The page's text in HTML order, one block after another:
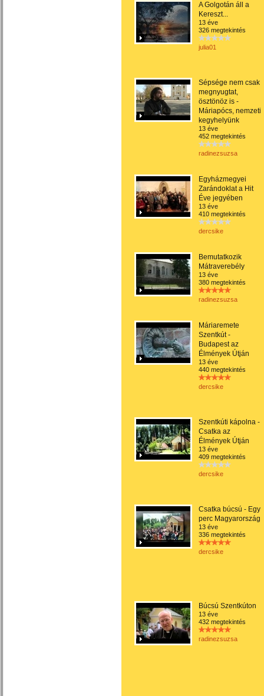
A Golgotán áll a
Kereszt...
13 éve
326 megtekintés
julia01
Sépsége nem csak
megnyugtat,
ösztönöz is -
Máriapócs, nemzeti
kegyhelyünk
13 éve
452 megtekintés
radinezsuzsa
Egyházmegyei
Zarándoklat a Hit
Éve jegyében
13 éve
410 megtekintés
dercsike
Bemutatkozik
Mátraverebély
13 éve
380 megtekintés
radinezsuzsa
Máriaremete
Szentkút -
Budapest az
Élmények Útján
13 éve
440 megtekintés
dercsike
Szentkúti kápolna -
Csatka az
Élmények Útján
13 éve
409 megtekintés
dercsike
Csatka búcsú - Egy
perc Magyarország
13 éve
336 megtekintés
dercsike
Búcsú Szentkúton
13 éve
432 megtekintés
radinezsuzsa